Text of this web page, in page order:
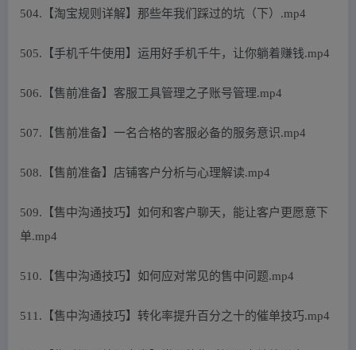
504.【淘宝规则详解】那些年我们踩过的坑（下）.mp4
505.【手机千牛使用】运用好手机千牛，让你躺着赚钱.mp4
506.【售前准备】客服工具管理之子账号管理.mp4
507.【售前准备】一名合格的客服必备的服务意识.mp4
508.【售前准备】店铺客户分析与心理解读.mp4
509.【售中沟通技巧】如何和客户聊天，能让客户更愿意下
单.mp4
510.【售中沟通技巧】如何应对常见的售中问题.mp4
511.【售中沟通技巧】转化率提升百分之十的催单技巧.mp4